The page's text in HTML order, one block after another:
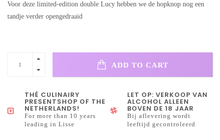
Voor deze limited-edition double Lucy hebben we de hopknop nog een
tandje verder opengedraaid
ADD TO CART
THÉ CULINAIRY
PRESENTSHOP OF THE
NETHERLANDS!
For more than 10 years
leading in Lisse
LET OP: VERKOOP VAN
ALCOHOL ALLEEN
BOVEN DE 18 JAAR
Bij aflevering wordt
leeftijd gecontroleerd